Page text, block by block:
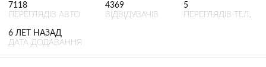
7118
ПЕРЕГЛЯДІВ АВТО
4369
ВІДВІДУВАЧІВ
5
ПЕРЕГЛЯДІВ ТЕЛ.
6 ЛЕТ НАЗАД
ДАТА ДОДАВАННЯ